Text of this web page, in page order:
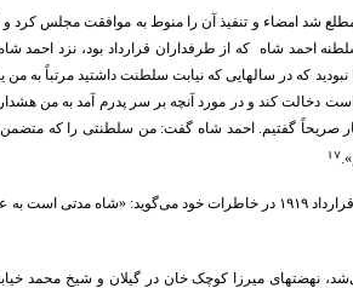
مطلع شد امضاء و تنفیذ آن را منوط به موافقت مجلس کرد
احمد شاه که از طرفداران قرارداد بود، نزد احمد
که در سالهایی که نیابت سلطنت داشتید مرتباً به
دخالت کند و در مورد آنچه بر سر پدرم آمد به من
گفتیم. احمد شاه گفت: من سلطنتی را که
۱۷
امان الله اردلان یکی دیگر از نزدیکان و همراهان احمد شاه در سفر به اروپا مقارن قرارداد ۱۹۱۹ در
نهضتهای میرزا کوچک خان در گیلان و شیخ محمد